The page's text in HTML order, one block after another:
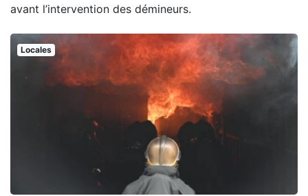
avant l’intervention des démineurs.
Locales